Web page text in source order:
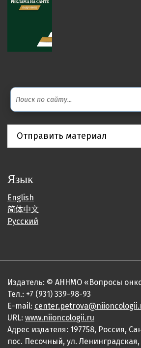
Отправить материал
Язык
English
简体中文
Русский
Издатель: © АННМО «Вопросы
Тел.: +7 (931) 339-98-93
E-mail:
URL: www.niioncologii.ru
Адрес издателя: 197758, Россия,
пос. Песочный, ул. Ленинградская,